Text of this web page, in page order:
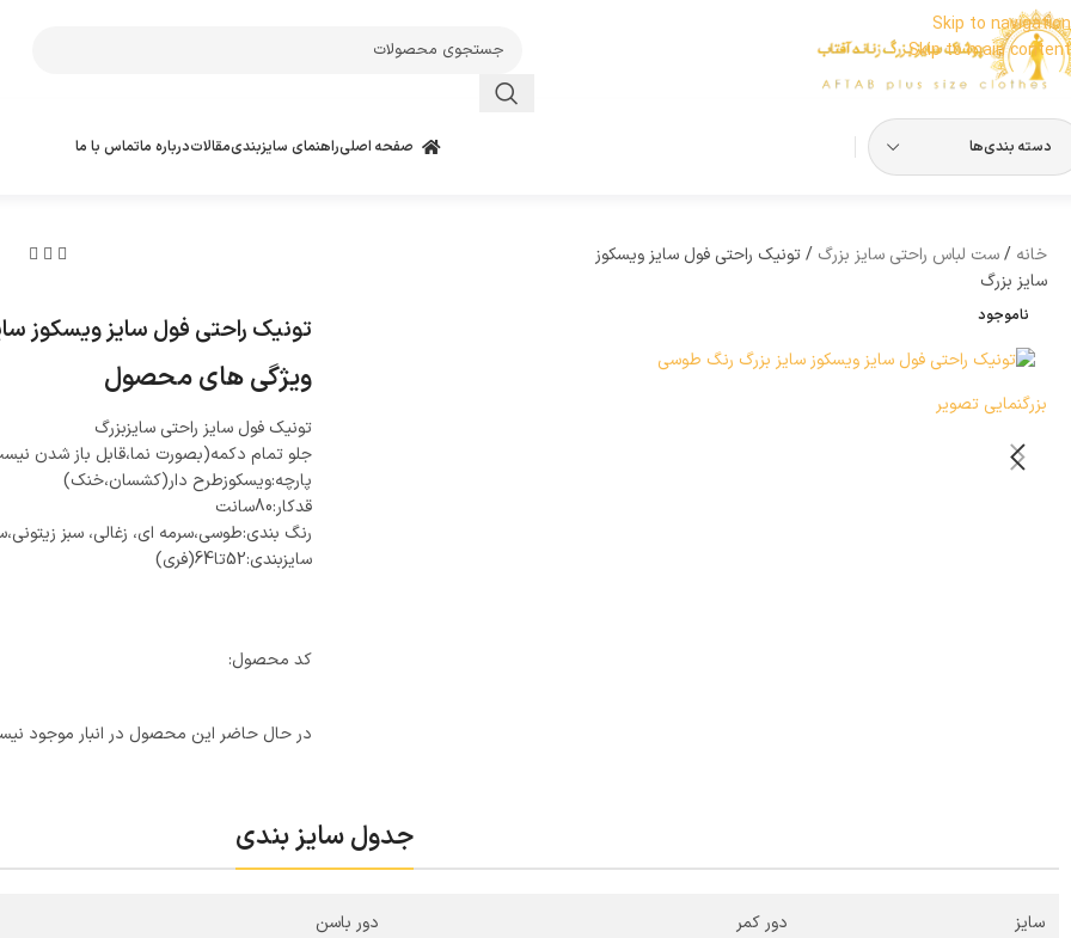
Skip to navigation
Skip to main content
دسته بندی‌ها صفحه اصلیراهنمای سایزبندیمقالاتدرباره ماتماس با ما
خانه ست لباس راحتی سایز بزرگ
تونیک راحتی فول سایز ویسکوز
سایز بزرگ
ناموجود
بزرگنمایی تصویر
تونیک راحتی فول سایز ویسکوز
ویژگی های محصول
تونیک فول سایز راحتی سایزبزرگ
جلو تمام دکمه(بصورت نما،قابل باز شدن
پارچه:ویسکوزطرح دار(کشسان،خنک)
قدکار:80سانت
رنگ بندی:طوسی،سرمه ای، زغالی، سبز
سایزبندی:52تا64(فری)
کد محصول:
در حال حاضر این محصول در انبار موجود
جدول سایز بندی
سایز دور کمر دور باسن